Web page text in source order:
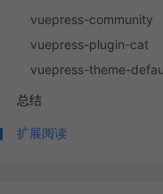
vuepress-community
vuepress-plugin-cat
vuepress-theme-
总结
扩展阅读